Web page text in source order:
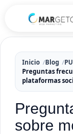
Inicio Blog
Preguntas
plataformas
sobre